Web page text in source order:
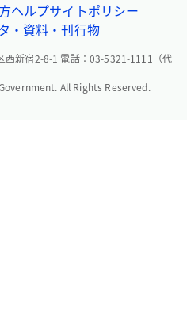
ヘルプサイトポリシー
・資料・刊行物
西新宿2-8-1 電話：03-5321-1111（代
All Rights Reserved.